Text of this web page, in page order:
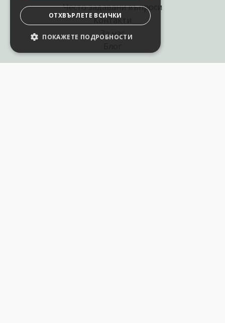
Често задавани въпроси
Контакти
За нас
ОТХВЪРЛЕТЕ ВСИЧКИ
ПОКАЖЕТЕ ПОДРОБНОСТИ